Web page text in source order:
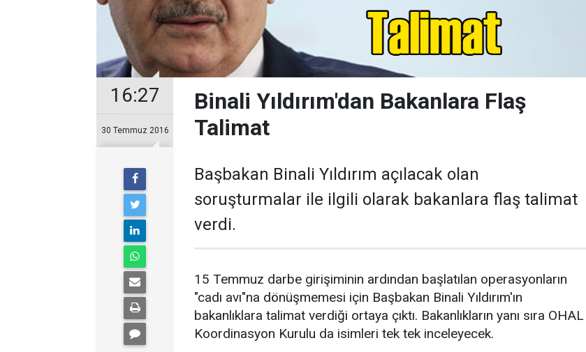
16:27
30 Temmuz 2016
Binali Yıldırım'dan Bakanlara Flaş
Talimat
Başbakan Binali Yıldırım açılacak olan
soruşturmalar ile ilgili olarak bakanlara flaş talimat
verdi.
15 Temmuz darbe girişiminin ardından başlatılan operasyonların
"cadı avı"na dönüşmemesi için Başbakan Binali Yıldırım'ın
bakanlıklara talimat verdiği ortaya çıktı. Bakanlıkların yanı sıra OHAL
Koordinasyon Kurulu da isimleri tek tek inceleyecek.